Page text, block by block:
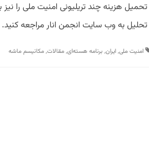
تحمیل هزینه چند تریلیونی امنیت ملی را
تحلیل به وب سایت انجمن انار مراجعه کنید.
امنیت ملی, ایران, برنامه هسته‌ای, مقالات, مکانیسم ماشه